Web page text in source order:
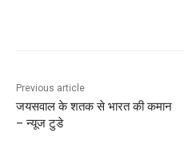
Previous article
जयसवाल के शतक से भारत की कमान
– न्यूज टुडे